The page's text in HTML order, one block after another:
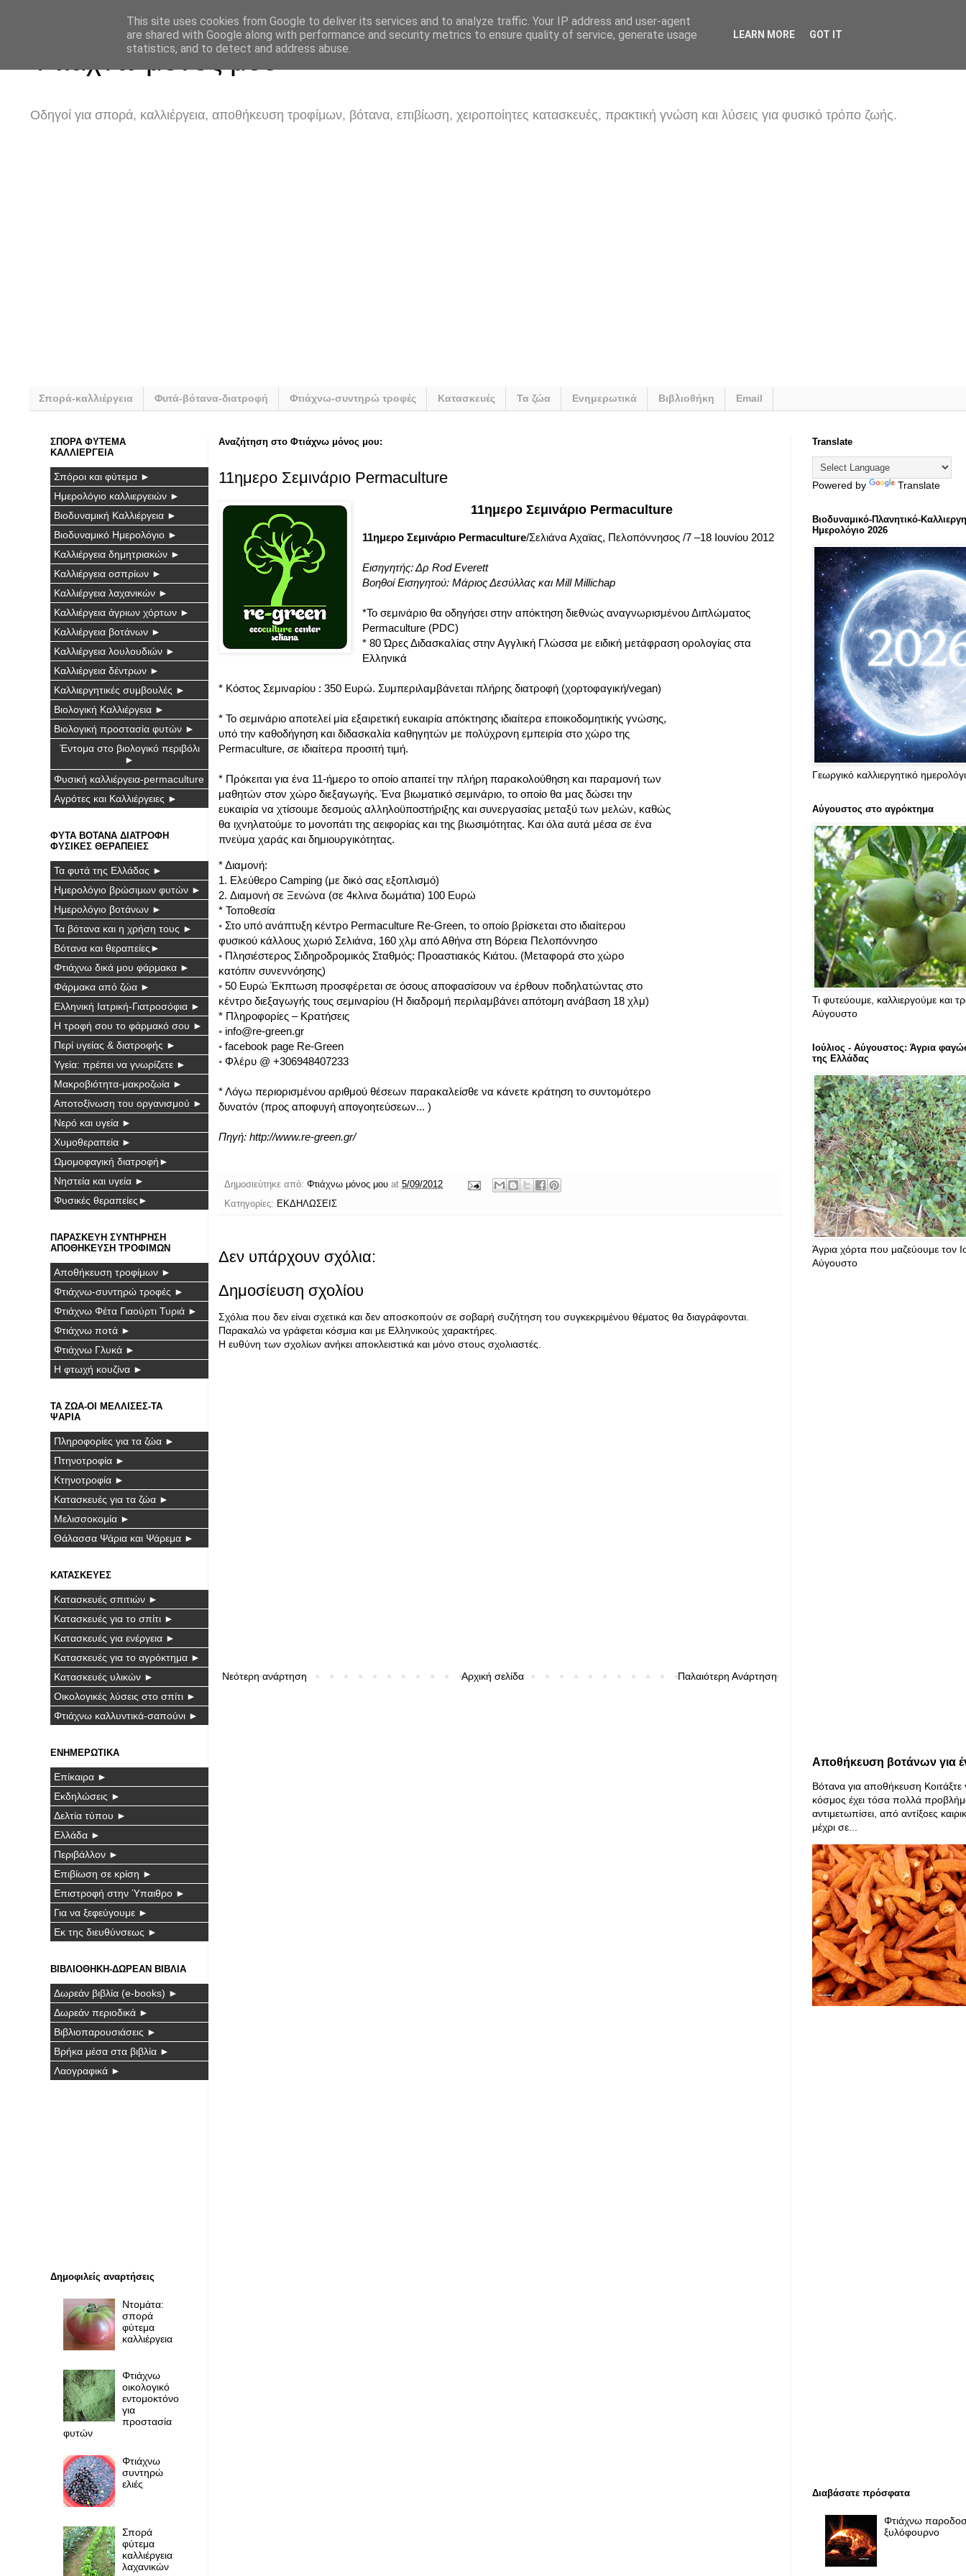
Φτιάχνω μόνος μου
Οδηγοί για σπορά, καλλιέργεια, αποθήκευση τροφίμων, βότανα, επιβίωση, χειροποίητες κατασκευές, πρακτική γνώση και λύσεις για φυσικό τρόπο ζωής.
Σπορά-καλλιέργεια Φυτά-βότανα-διατροφή Φτιάχνω-συντηρώ τροφές Κατασκευές Τα ζώα Ενημερωτικά Βιβλιοθήκη Email
Αναζήτηση στο Φτιάχνω μόνος μου:
11ημερο Σεμινάριο Permaculture
11ημερο Σεμινάριο Permaculture
11ημερο Σεμινάριο Permaculture/Σελιάνα Αχαϊας, Πελοπόννησος /7 –18 Ιουνίου 2012
Εισηγητής: Δρ Rod Everett
Βοηθοί Εισηγητού: Μάριος Δεσύλλας και Mill Millichap
*Το σεμινάριο θα οδηγήσει στην απόκτηση διεθνώς αναγνωρισμένου Διπλώματος
Permaculture (PDC)
* 80 Ώρες Διδασκαλίας στην Αγγλική Γλώσσα με ειδική μετάφραση ορολογίας στα
Ελληνικά
* Κόστος Σεμιναρίου : 350 Ευρώ. Συμπεριλαμβάνεται πλήρης διατροφή (χορτοφαγική/vegan)
* Το σεμινάριο αποτελεί μία εξαιρετική ευκαιρία απόκτησης ιδιαίτερα εποικοδομητικής γνώσης,
υπό την καθοδήγηση και διδασκαλία καθηγητών με πολύχρονη εμπειρία στο χώρο της
Permaculture, σε ιδιαίτερα προσιτή τιμή.
* Πρόκειται για ένα 11-ήμερο το οποίο απαιτεί την πλήρη παρακολούθηση και παραμονή των
μαθητών στον χώρο διεξαγωγής. Ένα βιωματικό σεμινάριο, το οποίο θα μας δώσει την
ευκαιρία να χτίσουμε δεσμούς αλληλοϋποστήριξης και συνεργασίας μεταξύ των μελών, καθώς
θα ιχνηλατούμε το μονοπάτι της αειφορίας και της βιωσιμότητας. Και όλα αυτά μέσα σε ένα
πνεύμα χαράς και δημιουργικότητας.
* Διαμονή:
1. Ελεύθερο Camping (με δικό σας εξοπλισμό)
2. Διαμονή σε Ξενώνα (σε 4κλινα δωμάτια) 100 Ευρώ
* Τοποθεσία
◦ Στο υπό ανάπτυξη κέντρο Permaculture Re-Green, το οποίο βρίσκεται στο ιδιαίτερου
φυσικού κάλλους χωριό Σελιάνα, 160 χλμ από Αθήνα στη Βόρεια Πελοπόννησο
◦ Πλησιέστερος Σιδηροδρομικός Σταθμός: Προαστιακός Κιάτου. (Μεταφορά στο χώρο
κατόπιν συνεννόησης)
◦ 50 Ευρώ Έκπτωση προσφέρεται σε όσους αποφασίσουν να έρθουν ποδηλατώντας στο
κέντρο διεξαγωγής τους σεμιναρίου (Η διαδρομή περιλαμβάνει απότομη ανάβαση 18 χλμ)
* Πληροφορίες – Κρατήσεις
◦ info@re-green.gr
◦ facebook page Re-Green
◦ Φλέρυ @ +306948407233
* Λόγω περιορισμένου αριθμού θέσεων παρακαλείσθε να κάνετε κράτηση το συντομότερο
δυνατόν (προς αποφυγή απογοητεύσεων... )
Πηγή: http://www.re-green.gr/
Δημοσιεύτηκε από: Φτιάχνω μόνος μου at 5/09/2012
Κατηγορίες: ΕΚΔΗΛΩΣΕΙΣ
Δεν υπάρχουν σχόλια:
Δημοσίευση σχολίου
Σχόλια που δεν είναι σχετικά και δεν αποσκοπούν σε σοβαρή συζήτηση του συγκεκριμένου θέματος θα διαγράφονται.
Παρακαλώ να γράφεται κόσμια και με Ελληνικούς χαρακτήρες.
Η ευθύνη των σχολίων ανήκει αποκλειστικά και μόνο στους σχολιαστές.
Νεότερη ανάρτηση Παλαιότερη Ανάρτηση
Αρχική σελίδα
ΣΠΟΡΑ ΦΥΤΕΜΑ
ΚΑΛΛΙΕΡΓΕΙΑ
Σπόροι και φύτεμα ►
Ημερολόγιο καλλιεργειών ►
Βιοδυναμική Καλλιέργεια ►
Βιοδυναμικό Ημερολόγιο ►
Καλλιέργεια δημητριακών ►
Καλλιέργεια οσπρίων ►
Καλλιέργεια λαχανικών ►
Καλλιέργεια άγριων χόρτων ►
Καλλιέργεια βοτάνων ►
Καλλιέργεια λουλουδιών ►
Καλλιέργεια δέντρων ►
Καλλιεργητικές συμβουλές ►
Βιολογική Καλλιέργεια ►
Βιολογική προστασία φυτών ►
Έντομα στο βιολογικό περιβόλι
►
Φυσική καλλιέργεια-permaculture
Αγρότες και Καλλιέργειες ►
ΦΥΤΑ ΒΟΤΑΝΑ ΔΙΑΤΡΟΦΗ
ΦΥΣΙΚΕΣ ΘΕΡΑΠΕΙΕΣ
Τα φυτά της Ελλάδας ►
Ημερολόγιο βρώσιμων φυτών ►
Ημερολόγιο βοτάνων ►
Τα βότανα και η χρήση τους ►
Βότανα και θεραπείες►
Φτιάχνω δικά μου φάρμακα ►
Φάρμακα από ζώα ►
Ελληνική Ιατρική-Γιατροσόφια ►
Η τροφή σου το φάρμακό σου ►
Περί υγείας & διατροφής ►
Υγεία: πρέπει να γνωρίζετε ►
Μακροβιότητα-μακροζωία ►
Αποτοξίνωση του οργανισμού ►
Νερό και υγεία ►
Χυμοθεραπεία ►
Ωμομοφαγική διατροφή►
Νηστεία και υγεία ►
Φυσικές θεραπείες►
ΠΑΡΑΣΚΕΥΗ ΣΥΝΤΗΡΗΣΗ
ΑΠΟΘΗΚΕΥΣΗ ΤΡΟΦΙΜΩΝ
Αποθήκευση τροφίμων ►
Φτιάχνω-συντηρώ τροφές ►
Φτιάχνω Φέτα Γιαούρτι Τυριά ►
Φτιάχνω ποτά ►
Φτιάχνω Γλυκά ►
Η φτωχή κουζίνα ►
ΤΑ ΖΩΑ-ΟΙ ΜΕΛΛΙΣΕΣ-ΤΑ
ΨΑΡΙΑ
Πληροφορίες για τα ζώα ►
Πτηνοτροφία ►
Κτηνοτροφία ►
Κατασκευές για τα ζώα ►
Μελισσοκομία ►
Θάλασσα Ψάρια και Ψάρεμα ►
ΚΑΤΑΣΚΕΥΕΣ
Κατασκευές σπιτιών ►
Κατασκευές για το σπίτι ►
Κατασκευές για ενέργεια ►
Κατασκευές για το αγρόκτημα ►
Κατασκευές υλικών ►
Οικολογικές λύσεις στο σπίτι ►
Φτιάχνω καλλυντικά-σαπούνι ►
ΕΝΗΜΕΡΩΤΙΚΑ
Επίκαιρα ►
Εκδηλώσεις ►
Δελτία τύπου ►
Ελλάδα ►
Περιβάλλον ►
Επιβίωση σε κρίση ►
Επιστροφή στην Ύπαιθρο ►
Για να ξεφεύγουμε ►
Εκ της διευθύνσεως ►
ΒΙΒΛΙΟΘΗΚΗ-ΔΩΡΕΑΝ ΒΙΒΛΙΑ
Δωρεάν βιβλία (e-books) ►
Δωρεάν περιοδικά ►
Βιβλιοπαρουσιάσεις ►
Βρήκα μέσα στα βιβλία ►
Λαογραφικά ►
Δημοφιλείς αναρτήσεις
Ντομάτα:
σπορά
φύτεμα
καλλιέργεια
Φτιάχνω
οικολογικό
εντομοκτόνο
για
προστασία
φυτών
Φτιάχνω
συντηρώ
ελιές
Σπορά
φύτεμα
καλλιέργεια
λαχανικών
Translate
Powered by Translate
Βιοδυναμικό-Πλανητικό-
Ημερολόγιο 2026
Γεωργικό καλλιεργητικό
Αύγουστος στο αγρόκτημα
Τι φυτεύουμε, καλλιεργούμε και
Αύγουστο
Ιούλιος - Αύγουστος: Άγρια
της Ελλάδας
Άγρια χόρτα που μαζεύουμε τον
Αύγουστο
Αποθήκευση βοτάνων για
Βότανα για αποθήκευση
κόσμος έχει τόσα πολλά
αντιμετωπίσει, από αντίξοες
μέχρι σε...
Διαβάσατε πρόσφατα
Φτιάχνω
ξυλόφουρνο
This site uses cookies from Google to deliver its services and to analyze traffic. Your IP address and user-agent
are shared with Google along with performance and security metrics to ensure quality of service, generate usage
statistics, and to detect and address abuse.
LEARN MORE GOT IT